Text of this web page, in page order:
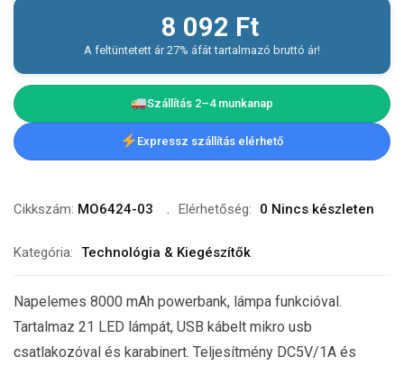
8 092 Ft
A feltüntetett ár 27% áfát tartalmazó bruttó ár!
Szállítás 2–4 munkanap
Expressz szállítás elérhető
Cikkszám: MO6424-03 Elérhetőség: 0 Nincs készleten
Kategória: Technológia & Kiegészítők
Napelemes 8000 mAh powerbank, lámpa funkcióval.
Tartalmaz 21 LED lámpát, USB kábelt mikro usb
csatlakozóval és karabinert. Teljesítmény DC5V/1A és